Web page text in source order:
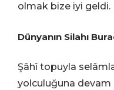
olmak bize iyi geldi.
Dünyanın Silahı
Şâhî topuyla
yolculuğuna